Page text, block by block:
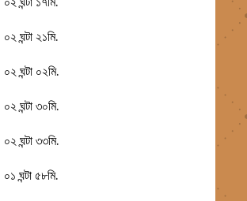
০২ ঘন্টা ২১মি.
০২ ঘন্টা ০২মি.
০২ ঘন্টা ৩০মি.
০২ ঘন্টা ৩৩মি.
০১ ঘন্টা ৫৮মি.